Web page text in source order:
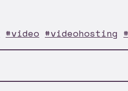
#video #videohosting